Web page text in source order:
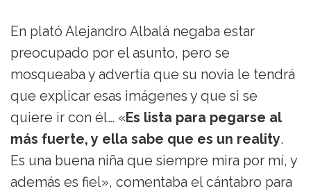
En plató Alejandro Albalá negaba estar
preocupado por el asunto, pero se
mosqueaba y advertía que su novia le tendrá
que explicar esas imágenes y que si se
quiere ir con él… «Es lista para pegarse al
más fuerte, y ella sabe que es un reality.
Es una buena niña que siempre mira por mí, y
además es fiel», comentaba el cántabro para